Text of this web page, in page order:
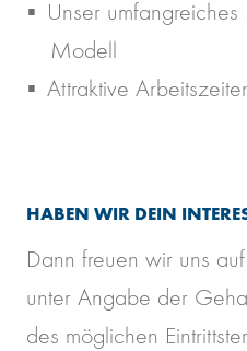
Unser
Modell
Attraktive
HABEN WIR DEIN
Dann freuen wir uns
unter Angabe der
des möglichen